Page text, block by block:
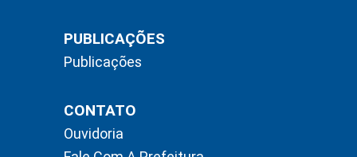
PUBLICAÇÕES
Publicações
CONTATO
Ouvidoria